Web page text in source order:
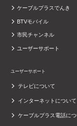
ケーブルプラスでんき
BTVモバイル
市民チャンネル
ユーザーサポート
ユーザーサポート
テレビについて
インターネットについて
ケーブルプラス電話に